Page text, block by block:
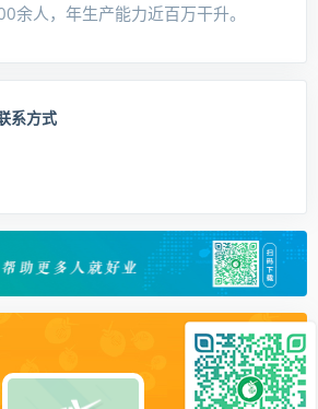
余人，年生产能力近百万干升。
系方式